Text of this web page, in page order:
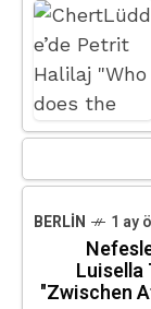
BERLIN 1 ay
Luisella
"Zwischen